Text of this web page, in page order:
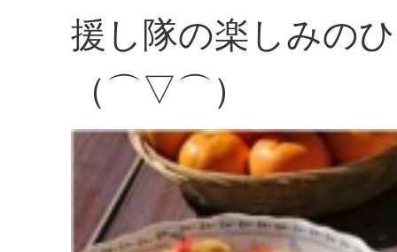
援し隊の楽しみの
（⌒▽⌒）